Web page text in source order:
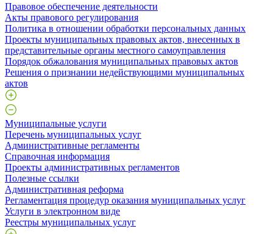
Правовое обеспечение деятельности
Акты правового регулирования
Политика в отношении обработки персональных данных
Проекты муниципальных правовых актов, внесенных в
представительные органы местного самоуправления
Порядок обжалования муниципальных правовых актов
Решения о признании недействующими муниципальных
актов
Муниципальные услуги
Перечень муниципальных услуг
Административные регламенты
Справочная информация
Проекты административных регламентов
Полезные ссылки
Административная реформа
Регламентация процедур оказания муниципальных услуг
Услуги в электронном виде
Реестры муниципальных услуг